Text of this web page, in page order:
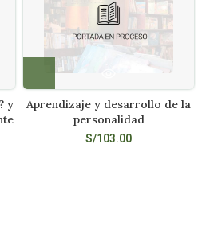
y
Aprendizaje y desarrollo de la
personalidad
S/103.00